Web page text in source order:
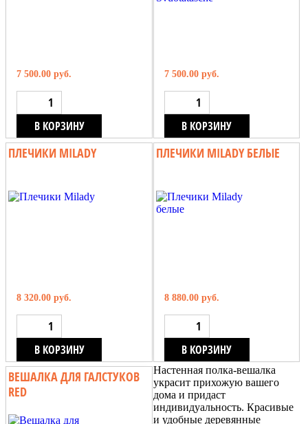
7 500.00 руб.
В КОРЗИНУ
7 500.00 руб.
В КОРЗИНУ
ПЛЕЧИКИ MILADY
8 320.00 руб.
В КОРЗИНУ
ПЛЕЧИКИ MILADY БЕЛЫЕ
8 880.00 руб.
В КОРЗИНУ
ВЕШАЛКА ДЛЯ ГАЛСТУКОВ
RED
Настенная полка-вешалка
украсит прихожую вашего
дома и придаст
индивидуальность. Красивые
и удобные деревянные